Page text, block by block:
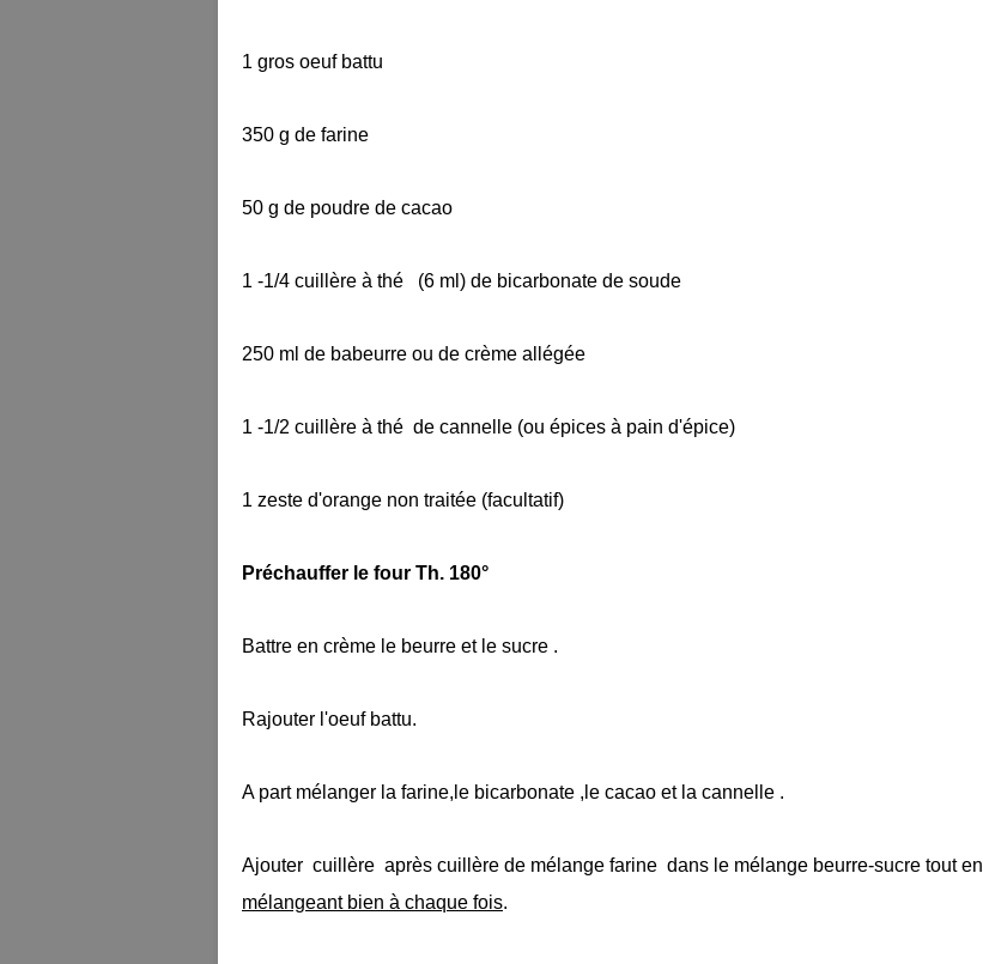
1 gros oeuf battu
350 g de farine
50 g de poudre de cacao
1 -1/4 cuillère à thé (6 ml) de bicarbonate de soude
250 ml de babeurre ou de crème allégée
1 -1/2 cuillère à thé de cannelle (ou épices à pain d'épice)
1 zeste d'orange non traitée (facultatif)
Préchauffer le four Th. 180°
Battre en crème le beurre et le sucre .
Rajouter l'oeuf battu.
A part mélanger la farine,le bicarbonate ,le cacao et la cannelle .
Ajouter cuillère après cuillère de mélange farine dans le mélange beurre-sucre tout en
mélangeant bien à chaque fois.